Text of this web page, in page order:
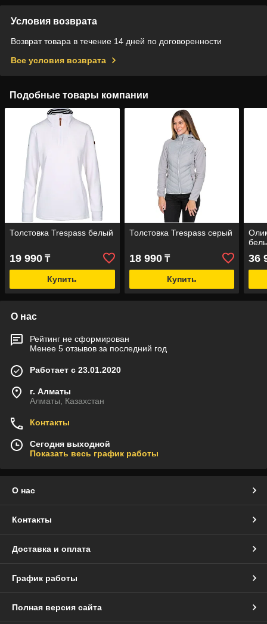
Условия возврата
Возврат товара в течение 14 дней по договоренности
Все условия возврата
Подобные товары компании
Толстовка Trespass белый
19 990 ₸
Купить
Толстовка Trespass серый
18 990₸
Купить
36
О нас
Рейтинг не сформирован
Менее 5 отзывов за последний год
Работает с 23.01.2020
г. Алматы
Алматы, Казахстан
Контакты
Сегодня выходной
Показать весь график работы
О нас
Контакты
Доставка и оплата
График работы
Полная версия сайта